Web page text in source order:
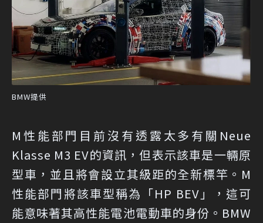
BMW提供
M性能部門目前沒有透露太多有關Neue
Klasse M3 EV的資訊，但表示該車是一輛原
型車，並且將會設立其級距的全新標竿。M
性能部門將該車型稱為「HP BEV」，這可
能意味著其高性能電池電動車的身份。BMW